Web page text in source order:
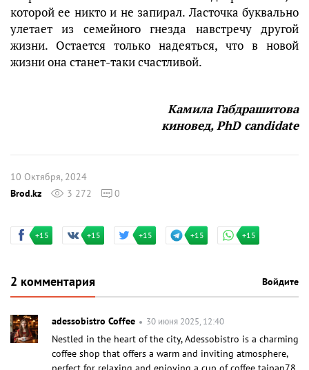
которой ее никто и не запирал. Ласточка буквально
улетает из семейного гнезда навстречу другой
жизни. Остается только надеяться, что в новой
жизни она станет-таки счастливой.
Камила Габдрашитова
киновед, PhD candidate
10 Октября, 2024
Brod.kz
3 272 0
+15 +15 +15 +15 +15
2 комментария Войдите
adessobistro Coffee 30 июня 2025, 12:40
Nestled in the heart of the city, Adessobistro is a charming
coffee shop that offers a warm and inviting atmosphere,